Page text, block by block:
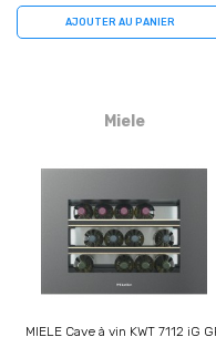
AJOUTER AU PANIER
Miele
MIELE Cave à vin KWT 7112 iG